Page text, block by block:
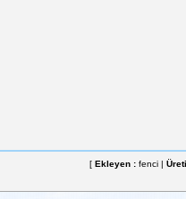
[ Ekleyen : fenci |